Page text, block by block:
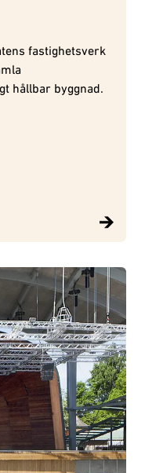
fastighetsverk
hållbar byggnad.